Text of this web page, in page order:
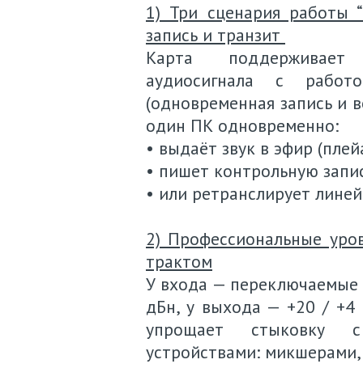
1) Три сценария работы
запись и транзит
Карта поддерживает
аудиосигнала с
(одновременная запись и
один ПК одновременно:
• выдаёт звук в эфир
• пишет контрольную
• или ретранслирует
2) Профессиональные
трактом
У входа —
дБн, у выхода — +20 / +4
упрощает стыковку
устройствами: